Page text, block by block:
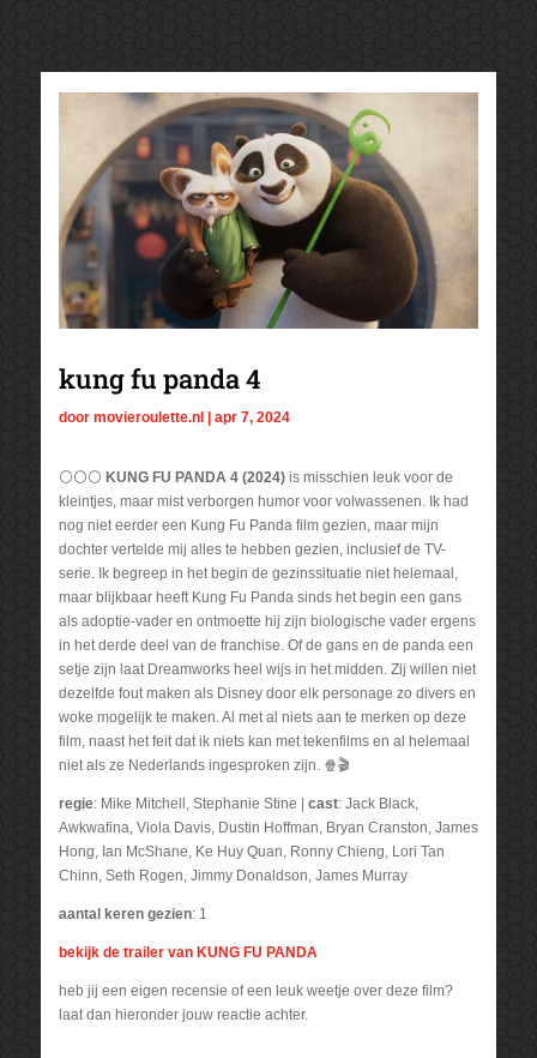
kung fu panda 4
door movieroulette.nl apr 7, 2024
⚪⚪⚪ KUNG FU PANDA 4 (2024)is misschien leuk voor de
kleintjes, maar mist verborgen humor voor volwassenen. Ik had
nog niet eerder een Kung Fu Panda film gezien, maar mijn
dochter vertelde mij alles te hebben gezien, inclusief de TV-
serie. Ik begreep in het begin de gezinssituatie niet helemaal,
maar blijkbaar heeft Kung Fu Panda sinds het begin een gans
als adoptie-vader en ontmoette hij zijn biologische vader ergens
in het derde deel van de franchise. Of de gans en de panda een
setje zijn laat Dreamworks heel wijs in het midden. Zij willen niet
dezelfde fout maken als Disney door elk personage zo divers en
woke mogelijk te maken. Al met al niets aan te merken op deze
film, naast het feit dat ik niets kan met tekenfilms en al helemaal
niet als ze Nederlands ingesproken zijn. 🍿🎬
regie: Mike Mitchell, Stephanie Stine | cast: Jack Black,
Awkwafina, Viola Davis, Dustin Hoffman, Bryan Cranston, James
Hong, Ian McShane, Ke Huy Quan, Ronny Chieng, Lori Tan
Chinn, Seth Rogen, Jimmy Donaldson, James Murray
aantal keren gezien: 1
bekijk de trailer van KUNG FU PANDA
heb jij een eigen recensie of een leuk weetje over deze film?
laat dan hieronder jouw reactie achter.